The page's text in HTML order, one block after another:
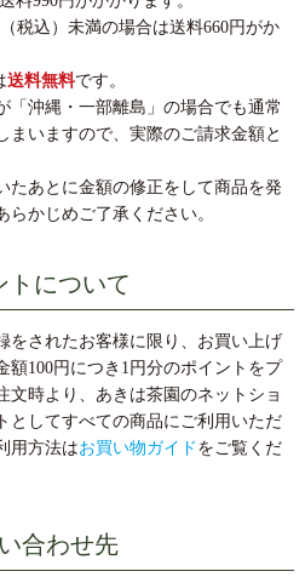
税込）未満の場合は送料660円がか
送料無料です。
沖縄・一部離島」の場合でも通常
まいますので、実際のご請求金額と
たあとに金額の修正をして商品を発
かじめご了承ください。
トについて
をされたお客様に限り、お買い上げ
額100円につき1円分のポイントをプ
文時より、あきは茶園のネットショ
としてすべての商品にご利用いただ
用方法はお買い物ガイド をご覧くだ
合わせ先